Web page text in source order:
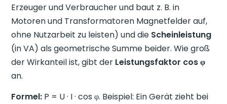
Erzeuger und Verbraucher und baut z. B. in
Motoren und Transformatoren Magnetfelder auf,
ohne Nutzarbeit zu leisten) und die Scheinleistung
(in VA) als geometrische Summe beider. Wie groß
der Wirkanteil ist, gibt der Leistungsfaktor cos φ
an.
Formel: P = U · I · cos φ. Beispiel: Ein Gerät zieht bei